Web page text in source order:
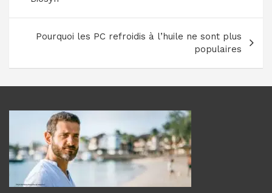
l’article
Pourquoi les PC refroidis à l’huile ne sont plus
populaires